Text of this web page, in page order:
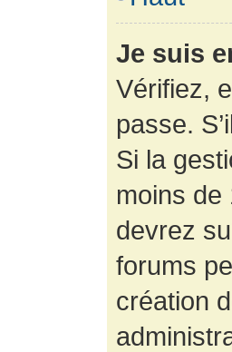
Je suis
Vérifiez,
passe.
Si la
moins de
devrez
forums
création